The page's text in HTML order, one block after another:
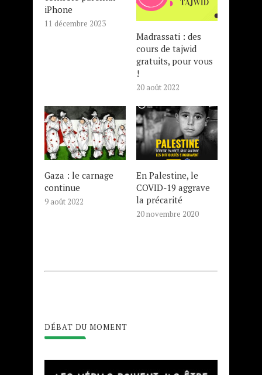
iPhone
11 décembre 2023
Madrassati : des
cours de tajwid
gratuits, pour vous
!
20 août 2022
Gaza : le carnage
continue
9 août 2022
En Palestine, le
COVID-19 aggrave
la précarité
20 novembre 2020
DÉBAT DU MOMENT